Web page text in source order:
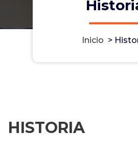
Inicio >
HISTORIA